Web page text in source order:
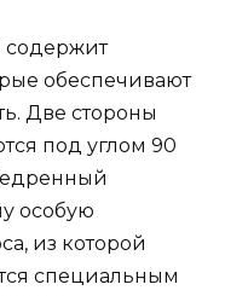
содержит
обеспечивают
Две стороны
под углом 90
особую
из которой
специальным